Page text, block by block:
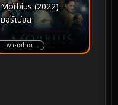
Morbius (2022)
มอร์เบียส
พากย์ไทย